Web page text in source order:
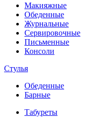
Макияжные
Обеденные
Журнальные
Сервировочные
Письменные
Консоли
Стулья
Обеденные
Барные
Табуреты